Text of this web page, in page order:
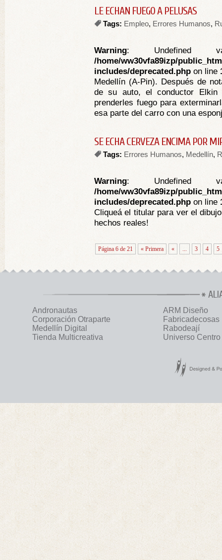
LE ECHAN FUEGO A PELUSAS
Tags: Empleo, Errores Humanos,
Warning: Undefined
/home/ww30vfa89izp/
includes/deprecated.php on line
Medellín (A-Pin). Después de
de su auto, el conductor Elkin
prenderles fuego para
esa parte del carro con una
SE ECHA CERVEZA ENCIMA POR
Tags: Errores Humanos, Medellín,
Warning: Undefined
/home/ww30vfa89izp/
includes/deprecated.php on line
Cliqueá el titular para ver el
hechos reales!
Página 6 de 21 « Primera « ... 3 4 5
Andronautas
ARM Diseño
Corporación Otraparte
Fabricadecosas
Medellín Digital
Rabodeají
Tienda Multicreativa
Universo Centro